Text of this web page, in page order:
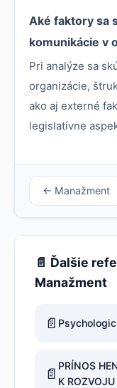
Aké faktory sa
komunikácie v
Pri analýze sa
organizácie,
ako aj externé
legislatívne
← Manažment
📄 Ďalšie
Manažment
📄
📄 PRÍNOS
K